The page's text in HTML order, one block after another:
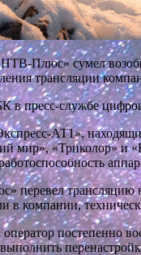
Плюс» сумел
трансляции
в пресс-службе
АТ1»,
мир», «Триколор»
перевел
в компании,
постепенно